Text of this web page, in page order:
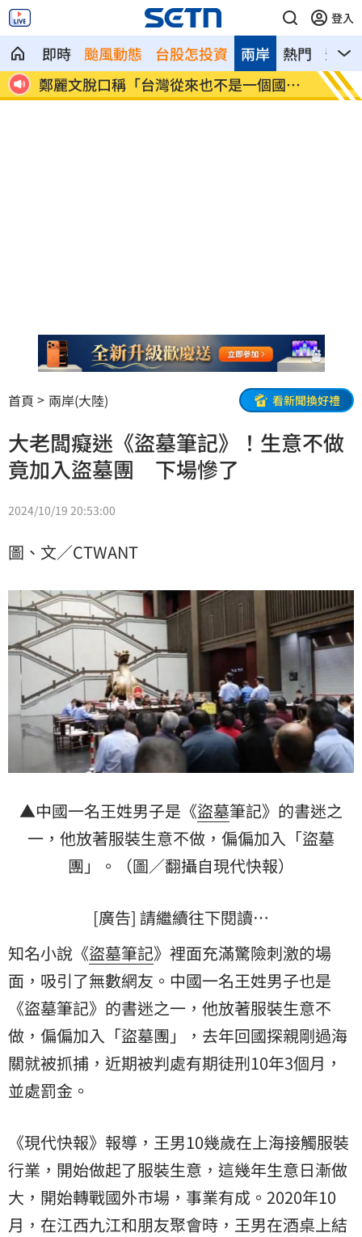
登入
即時 颱風動態 台股怎投資 熱門 影音
兩岸
況
鄭麗文脫口稱「台灣從來也不是一個國
家」
身價
做
首頁 兩岸(大陸) 看新聞換好禮
大老闆癡迷《盜墓筆記》！生意不做
竟加入盜墓團 下場慘了
2024/10/19 20:53:00
圖、文／CTWANT
▲中國一名王姓男子是《盜墓筆記》的書迷之
一，他放著服裝生意不做，偏偏加入「盜墓
團」。（圖／翻攝自現代快報）
[廣告] 請繼續往下閱讀…
知名小說《盜墓筆記》裡面充滿驚險刺激的場
面，吸引了無數網友。中國一名王姓男子也是
《盜墓筆記》的書迷之一，他放著服裝生意不
做，偏偏加入「盜墓團」，去年回國探親剛過海
關就被抓捕，近期被判處有期徒刑10年3個月，
並處罰金。
《現代快報》報導，王男10幾歲在上海接觸服裝
行業，開始做起了服裝生意，這幾年生意日漸做
大，開始轉戰國外市場，事業有成。2020年10
月，在江西九江和朋友聚會時，王男在酒桌上結